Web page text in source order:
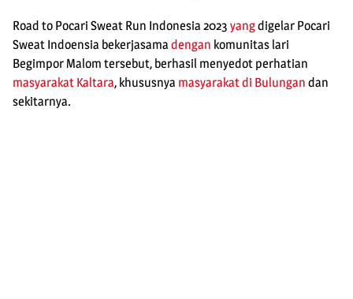
Road to Pocari Sweat Run Indonesia 2023 yangdigelar Pocari
Sweat Indoensia bekerjasama dengan komunitas lari
Begimpor Malom tersebut, berhasil menyedot perhatian
masyarakat Kaltara, khususnya masyarakat di Bulungan dan
sekitarnya.